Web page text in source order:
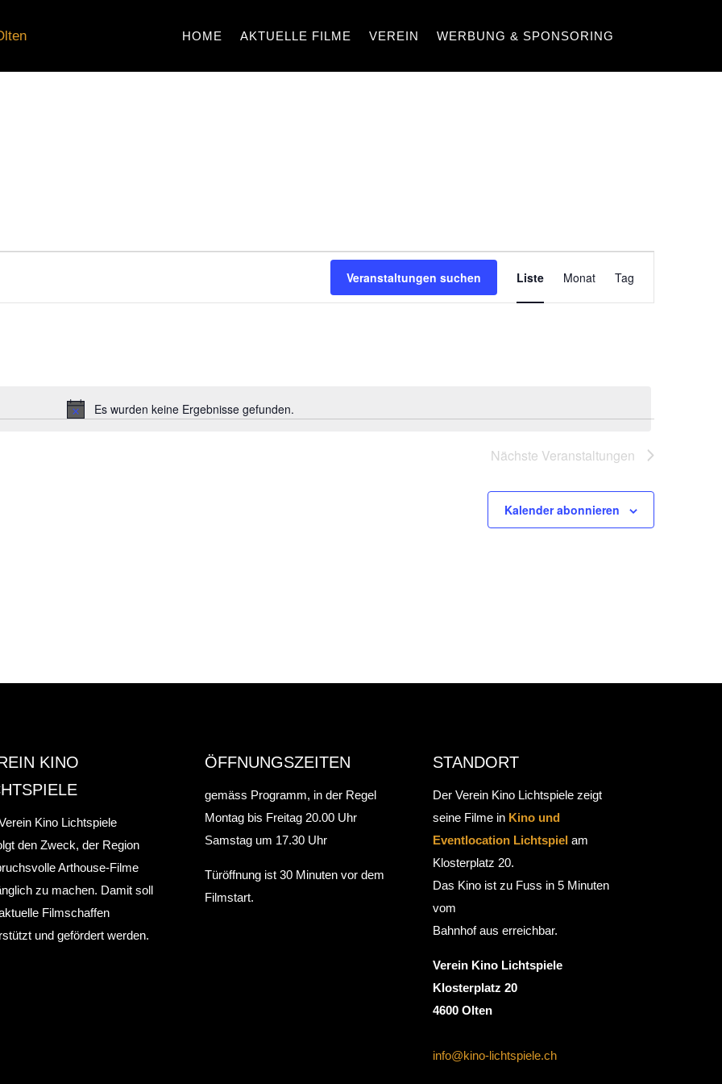
HOME AKTUELLE FILME VEREIN WERBUNG & SPONSORING
Hinweis
Es wurden keine Ergebnisse gefunden.
Veranstaltungen suchen Liste Monat Tag
Nächste Veranstaltungen
Kalender abonnieren
KINO
Kino Lichtspiele
den Zweck, der Region
Arthouse-Filme
zu machen. Damit soll
Filmschaffen
und gefördert werden.
ÖFFNUNGSZEITEN
gemäss Programm, in der Regel
Montag bis Freitag 20.00 Uhr
Samstag um 17.30 Uhr
Türöffnung ist 30 Minuten vor dem
Filmstart.
STANDORT
Der Verein Kino Lichtspiele zeigt
seine Filme in Kino und
Eventlocation Lichtspiel am
Klosterplatz 20.
Das Kino ist zu Fuss in 5 Minuten
vom
Bahnhof aus erreichbar.
Verein Kino Lichtspiele
Klosterplatz 20
4600 Olten
info@kino-lichtspiele.ch